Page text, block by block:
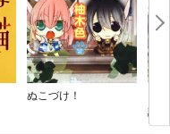
ぬこづけ！
話】